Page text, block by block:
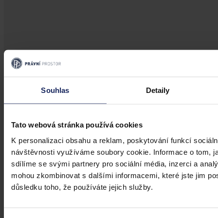
Souhlas Detaily
Tato webová stránka používá cookies
K personalizaci obsahu a reklam, poskytování funkcí
návštěvnosti využíváme soubory cookie. Informace o tom,
sdílíme se svými partnery pro sociální média, inzerci a
mohou zkombinovat s dalšími informacemi, které jste jim
důsledku toho, že používáte jejich služby.
Kdy je možné sáhnout po jinak
Tento článek shrnuje nedávný rozsudek Evropského soudu pro
lidská práva (ESLP) v kauze Mortensen proti Dánsku, který může
sehrát roli v dalším řešení obdobných případů na ochranu osobnosti,
zejména pokud se jedná o působení na sociálních sítích,
předchozího jednání poškozeného a reálných základů pro hodnotící
úsudek.
Kolektiv autorů 3. srpna 2026, 07:37